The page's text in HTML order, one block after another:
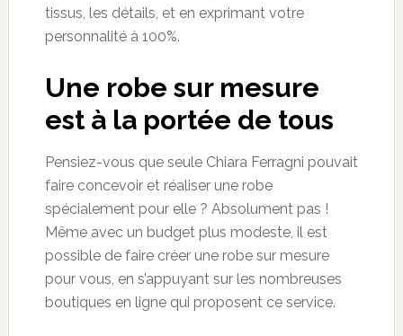
tissus, les détails, et en exprimant votre
personnalité à 100%.
Une robe sur mesure
est à la portée de tous
Pensiez-vous que seule Chiara Ferragni pouvait
faire concevoir et réaliser une robe
spécialement pour elle ? Absolument pas !
Même avec un budget plus modeste, il est
possible de faire créer une robe sur mesure
pour vous, en s’appuyant sur les nombreuses
boutiques en ligne qui proposent ce service.